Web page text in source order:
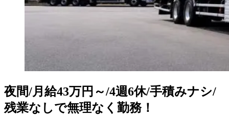
夜間/月給43万円～/4週6休/手積みナシ/
残業なしで無理なく勤務！